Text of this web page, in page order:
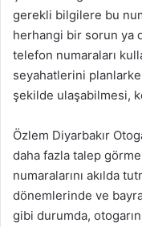
gerekli bilgilere bu
herhangi bir sorun ya
telefon numaraları
seyahatlerini
şekilde ulaşabilmesi,
Özlem Diyarbakır
daha fazla talep
numaralarını akılda
dönemlerinde ve
gibi durumda,